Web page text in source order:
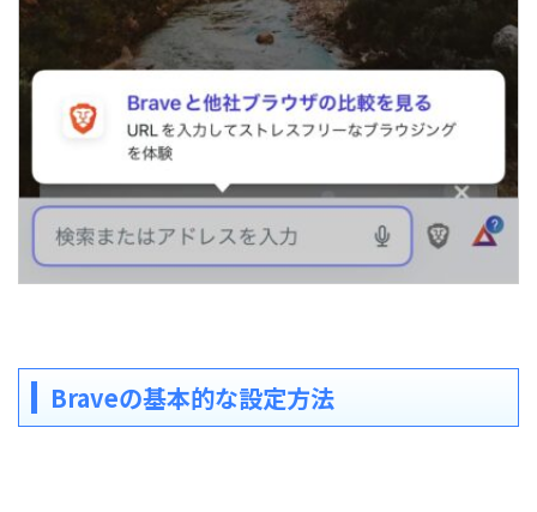
Braveの基本的な設定方法